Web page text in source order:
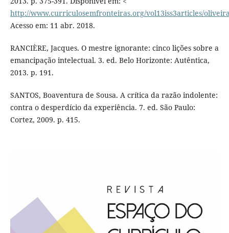
http://www.curriculosemfronteiras.org/vol13iss3articles/
Acesso em: 11 abr. 2018.
RANCIÈRE, Jacques. O mestre ignorante: cinco lições sobre a
emancipação intelectual. 3. ed. Belo Horizonte: Autêntica,
2013. p. 191.
SANTOS, Boaventura de Sousa. A crítica da razão indolente:
contra o desperdício da experiência. 7. ed. São Paulo:
Cortez, 2009. p. 415.